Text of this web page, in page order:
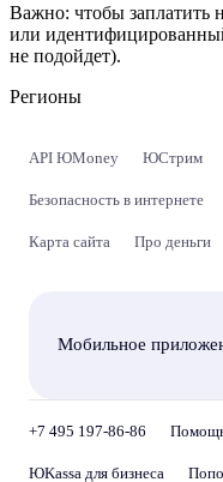
Важно: чтобы заплатить
или
не подойдет).
Регионы
API ЮMoney ЮСтрим
Безопасность в интернете
Карта сайта Про деньги
Мобильное
+7 495 197-86-86
ЮKassa для бизнеса